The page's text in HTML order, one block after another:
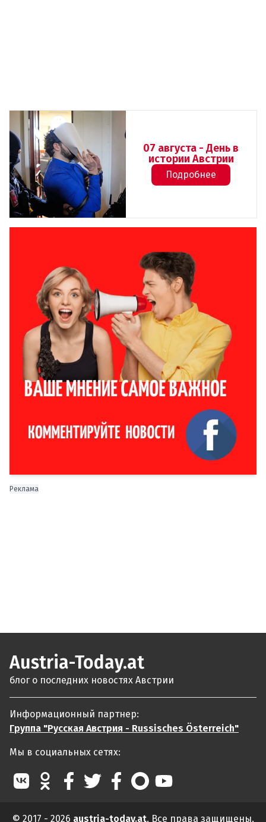
07 августа - День в
истории Австрии
Подробнее
Реклама
Austria-Today.at
блог о последних новостях Австрии
Информационный партнер:
Группа "Русская Австрия - Russisches Österreich"
Мы в социальных сетях:
© 2017 - 2026 austria-today.at. Все права защищены.